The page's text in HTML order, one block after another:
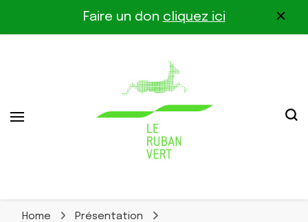
Faire un don cliquez ici
Le Ruban Vert
Home Présentation